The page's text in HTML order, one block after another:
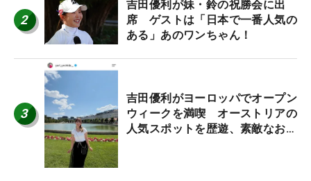
2
吉田優利が妹・鈴の祝勝会に出
席 ゲストは「日本で一番人気の
ある」あのワンちゃん！
3
吉田優利がヨーロッパでオープン
ウィークを満喫 オーストリアの
人気スポットを歴遊、素敵なお土